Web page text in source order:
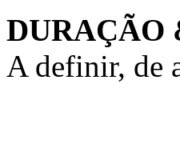
DURAÇÃO
A definir, de